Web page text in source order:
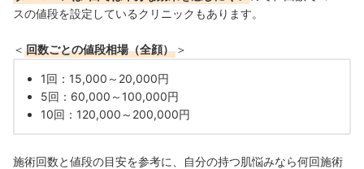
スの値段を設定しているクリニックもあります。
＜ 回数ごとの値段相場（全顔） ＞
1回：15,000～20,000円
5回：60,000～100,000円
10回：120,000～200,000円
施術回数と値段の目安を参考に、自分の持つ肌悩みなら何回施術